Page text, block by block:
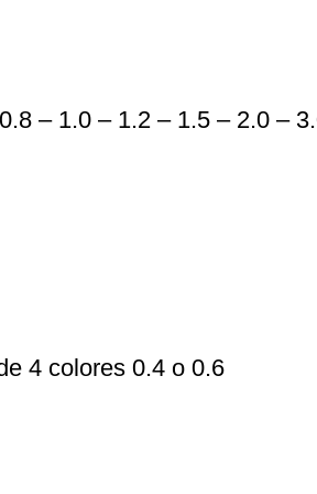
– 1.0 – 1.2 – 1.5 – 2.0 –
4 colores 0.4 o 0.6